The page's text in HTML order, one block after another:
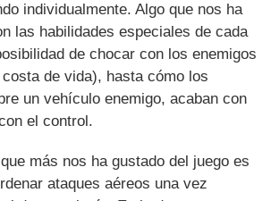
individualmente. Algo que nos ha
las habilidades especiales de cada
de chocar con los enemigos
de vida), hasta cómo los
un vehículo enemigo, acaban con
el control.
más nos ha gustado del juego es
ataques aéreos una vez